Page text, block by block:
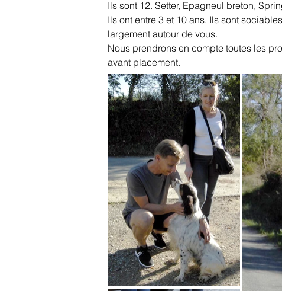
Ils sont 12. Setter, Epagneul breton,
Ils ont entre 3 et 10 ans. Ils sont
largement autour de vous.
Nous prendrons en compte toutes les
avant placement.